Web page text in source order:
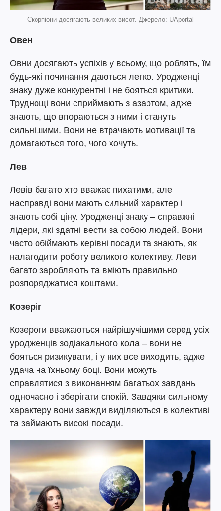
Скорпіони досягають великих висот. Джерело: UAportal
Овен
Овни досягають успіхів у всьому, що роблять, їм
будь-які починання даються легко. Уродженці
знаку дуже конкурентні і не бояться критики.
Труднощі вони сприймають з азартом, адже
знають, що впораються з ними і стануть
сильнішими. Вони не втрачають мотивації та
домагаються того, чого хочуть.
Лев
Левів багато хто вважає пихатими, але
насправді вони мають сильний характер і
знають собі ціну. Уродженці знаку – справжні
лідери, які здатні вести за собою людей. Вони
часто обіймають керівні посади та знають, як
налагодити роботу великого колективу. Леви
багато заробляють та вміють правильно
розпоряджатися коштами.
Козеріг
Козероги вважаються найрішучішими серед усіх
уродженців зодіакального кола – вони не
бояться ризикувати, і у них все виходить, адже
удача на їхньому боці. Вони можуть
справлятися з виконанням багатьох завдань
одночасно і зберігати спокій. Завдяки сильному
характеру вони завжди виділяються в колективі
та займають високі посади.